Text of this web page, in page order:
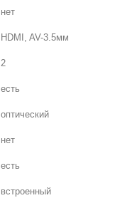
нет
HDMI, AV-3.5мм
2
есть
оптический
нет
есть
встроенный